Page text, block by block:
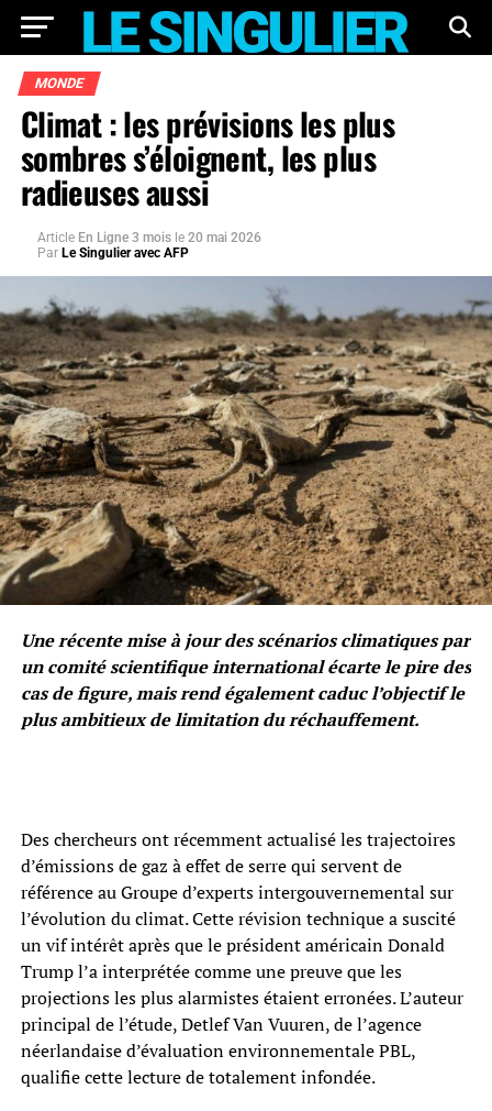
MONDE
Climat : les prévisions les plus
sombres s’éloignent, les plus
radieuses aussi
Article En Ligne 3 mois le 20 mai 2026
Par Le Singulier avec AFP
Une récente mise à jour des scénarios climatiques par
un comité scientifique international écarte le pire des
cas de figure, mais rend également caduc l’objectif le
plus ambitieux de limitation du réchauffement.
Des chercheurs ont récemment actualisé les trajectoires
d’émissions de gaz à effet de serre qui servent de
référence au Groupe d’experts intergouvernemental sur
l’évolution du climat. Cette révision technique a suscité
un vif intérêt après que le président américain Donald
Trump l’a interprétée comme une preuve que les
projections les plus alarmistes étaient erronées. L’auteur
principal de l’étude, Detlef Van Vuuren, de l’agence
néerlandaise d’évaluation environnementale PBL,
qualifie cette lecture de totalement infondée.